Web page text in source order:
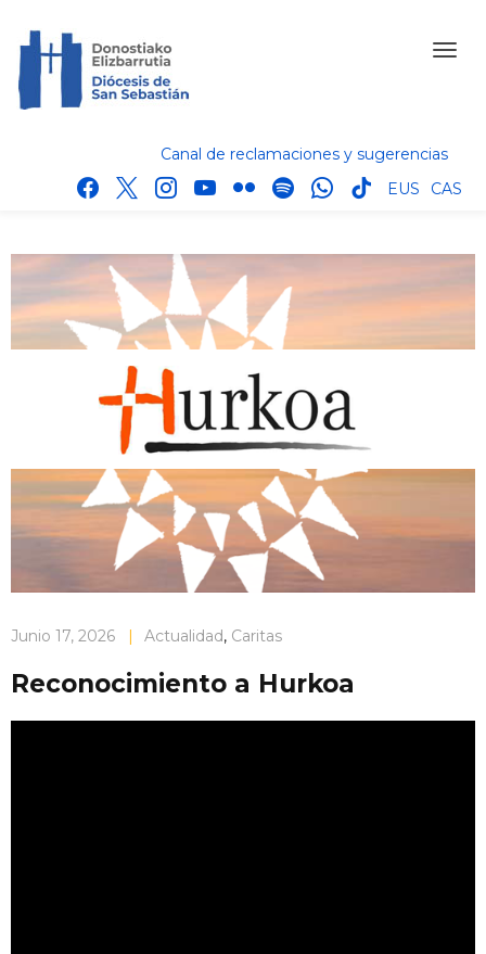
Canal de reclamaciones y sugerencias
facebook
x instagram
youtube
flickr spotifywhatsapp
tik
EUS CAS
Junio 17, 2026 | Actualidad, Caritas
Reconocimiento a Hurkoa